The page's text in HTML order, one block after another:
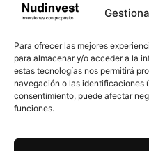
Para ofrecer las mejores
para almacenar y/o acceder a la
estas tecnologías nos permitirá
navegación o las identificaciones
consentimiento, puede afectar
funciones.
financiera
líder en
Cómo
Testimonios